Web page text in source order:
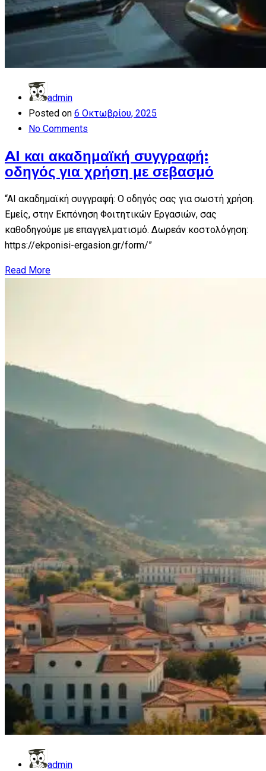
admin
Posted on 6 Οκτωβρίου, 2025
No Comments
AI και ακαδημαϊκή συγγραφή:
οδηγός για χρήση με σεβασμό
“AI ακαδημαϊκή συγγραφή: Ο οδηγός σας για σωστή χρήση.
Εμείς, στην Εκπόνηση Φοιτητικών Εργασιών, σας
καθοδηγούμε με επαγγελματισμό. Δωρεάν κοστολόγηση:
https://ekponisi-ergasion.gr/form/”
Read More
admin